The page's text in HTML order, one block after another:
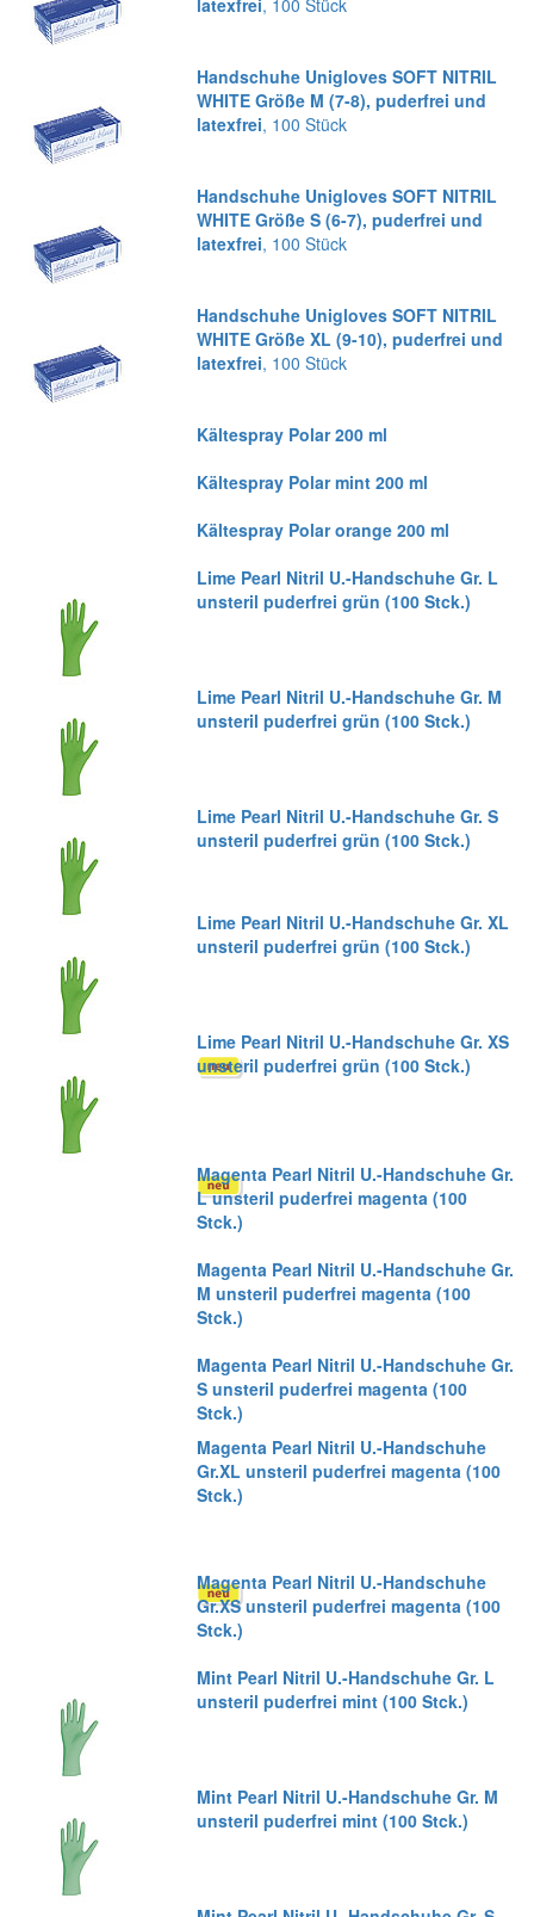
latexfrei, 100 Stück
Handschuhe Unigloves SOFT NITRIL
WHITE Größe M (7-8), puderfrei und
latexfrei, 100 Stück
Handschuhe Unigloves SOFT NITRIL
WHITE Größe S (6-7), puderfrei und
latexfrei, 100 Stück
Handschuhe Unigloves SOFT NITRIL
WHITE Größe XL (9-10), puderfrei und
latexfrei, 100 Stück
Kältespray Polar 200 ml
Kältespray Polar mint 200 ml
Kältespray Polar orange 200 ml
Lime Pearl Nitril U.-Handschuhe Gr. L
unsteril puderfrei grün (100 Stck.)
Lime Pearl Nitril U.-Handschuhe Gr. M
unsteril puderfrei grün (100 Stck.)
Lime Pearl Nitril U.-Handschuhe Gr. S
unsteril puderfrei grün (100 Stck.)
Lime Pearl Nitril U.-Handschuhe Gr. XL
unsteril puderfrei grün (100 Stck.)
Lime Pearl Nitril U.-Handschuhe Gr. XS
unsteril puderfrei grün (100 Stck.)
Magenta Pearl Nitril U.-Handschuhe Gr.
L unsteril puderfrei magenta (100
Stck.)
Magenta Pearl Nitril U.-Handschuhe Gr.
M unsteril puderfrei magenta (100
Stck.)
Magenta Pearl Nitril U.-Handschuhe Gr.
S unsteril puderfrei magenta (100
Stck.)
Magenta Pearl Nitril U.-Handschuhe
Gr.XL unsteril puderfrei magenta (100
Stck.)
Magenta Pearl Nitril U.-Handschuhe
Gr.XS unsteril puderfrei magenta (100
Stck.)
Mint Pearl Nitril U.-Handschuhe Gr. L
unsteril puderfrei mint (100 Stck.)
Mint Pearl Nitril U.-Handschuhe Gr. M
unsteril puderfrei mint (100 Stck.)